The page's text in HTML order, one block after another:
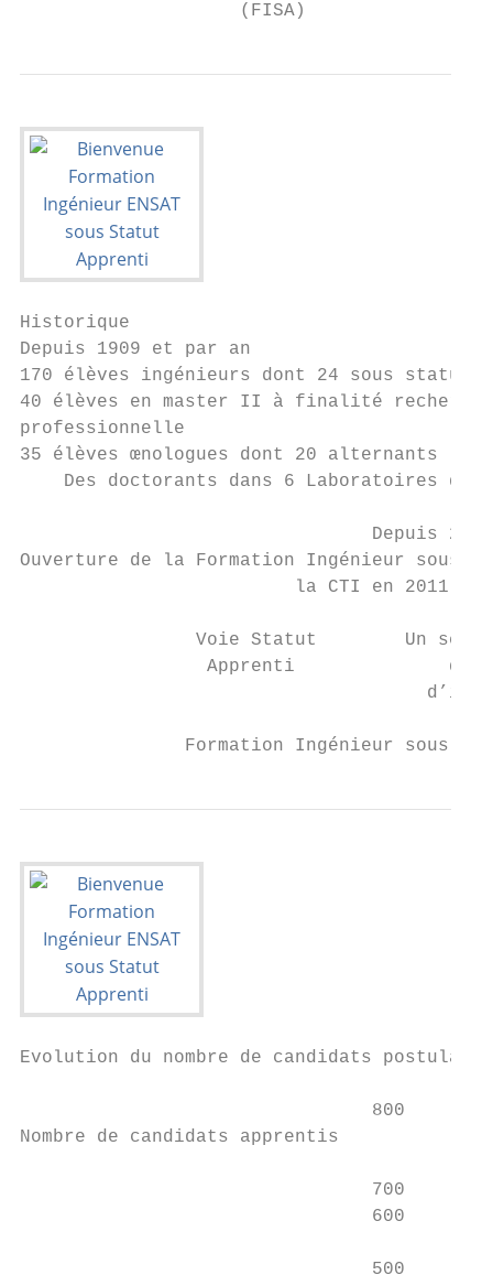
                    (FISA)
Historique
Depuis 1909 et par an
170 élèves ingénieurs dont 24 sous statut
40 élèves en master II à finalité
professionnelle
35 élèves œnologues dont 20 alternants
Des doctorants dans 6 Laboratoires de
                                Depuis 2009
Ouverture de la Formation Ingénieur sous
la CTI en 2011,
Voie Statut        Un seul
Apprenti
Formation Ingénieur sous
Evolution du nombre de candidats postulant
                                800
Nombre de candidats apprentis
                                700
                                600
500